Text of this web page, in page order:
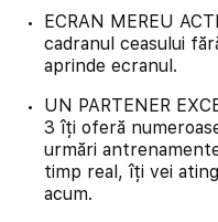
ECRAN MEREU
cadranul ceasului
aprinde ecranul.
UN PARTENER
3 îți oferă
urmări
timp real, îți vei
acum.